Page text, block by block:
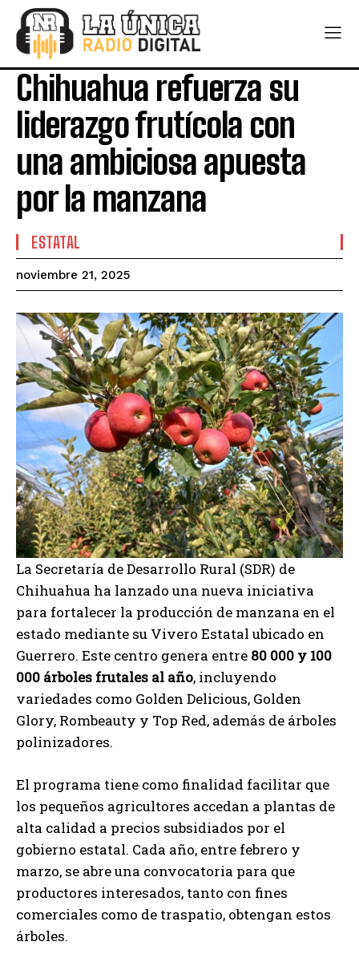
Chihuahua refuerza su
liderazgo frutícola con
una ambiciosa apuesta
por la manzana
ESTATAL
noviembre 21, 2025
La Secretaría de Desarrollo Rural (SDR) de
Chihuahua ha lanzado una nueva iniciativa
para fortalecer la producción de manzana en el
estado mediante su Vivero Estatal ubicado en
Guerrero. Este centro genera entre 80 000 y 100
000 árboles frutales al año, incluyendo
variedades como Golden Delicious, Golden
Glory, Rombeauty y Top Red, además de árboles
polinizadores.
El programa tiene como finalidad facilitar que
los pequeños agricultores accedan a plantas de
alta calidad a precios subsidiados por el
gobierno estatal. Cada año, entre febrero y
marzo, se abre una convocatoria para que
productores interesados, tanto con fines
comerciales como de traspatio, obtengan estos
árboles.